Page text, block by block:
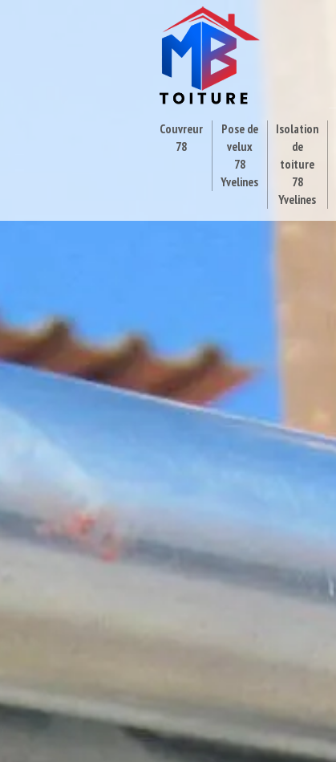
Couvreur
78
Pose de
velux
78
Yvelines
Isolation
de
toiture
78
Yvelines